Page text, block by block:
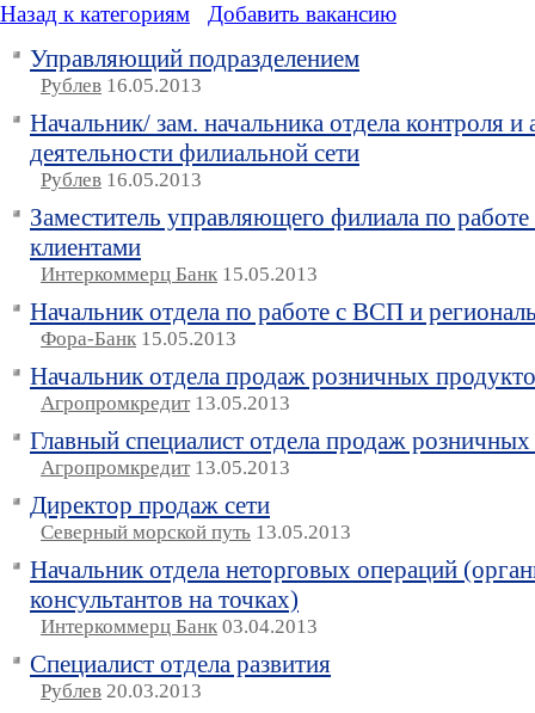
Назад к категориям Добавить вакансию
Управляющий подразделением
Рублев 16.05.2013
Начальник/ зам. начальника отдела контроля и
деятельности филиальной сети
Рублев 16.05.2013
Заместитель управляющего филиала по
клиентами
Интеркоммерц Банк 15.05.2013
Начальник отдела по работе с ВСП и
Фора-Банк 15.05.2013
Начальник отдела продаж розничных
Агропромкредит13.05.2013
Главный специалист отдела продаж
Агропромкредит13.05.2013
Директор продаж сети
Северный морской путь 13.05.2013
Начальник отдела неторговых операций
консультантов на точках)
Интеркоммерц Банк 03.04.2013
Специалист отдела развития
Рублев 20.03.2013